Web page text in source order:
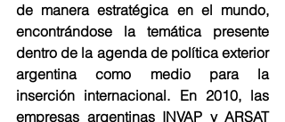
de manera estratégica en el mundo,
encontrándose la temática presente
dentro de la agenda de política exterior
argentina como medio para la
inserción internacional. En 2010, las
empresas argentinas INVAP y ARSAT